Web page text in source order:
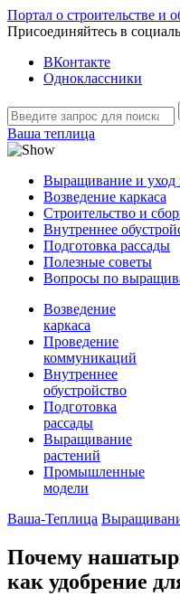
Портал о строительстве и
Присоединяйтесь в
ВКонтакте
Одноклассники
Ваша теплица
Выращивание и уход
Возведение каркаса
Строительство и
Внутреннее
Подготовка рассады
Полезные советы
Вопросы по
Возведение
каркаса
Проведение
коммуникаций
Внутреннее
обустройство
Подготовка
рассады
Выращивание
растений
Промышленные
модели
Ваша-Теплица
Почему
как удобрение